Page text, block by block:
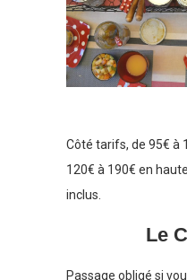
Côté tarifs, de 95€ à
120€ à 190€ en
inclus.
Le
Passage obligé si